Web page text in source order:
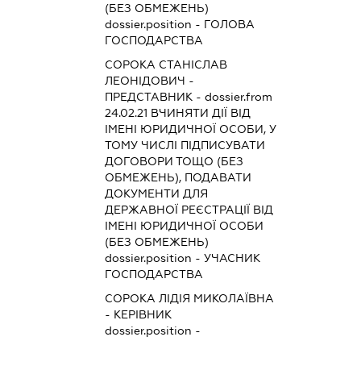
(БЕЗ ОБМЕЖЕНЬ)
dossier.position - ГОЛОВА
ГОСПОДАРСТВА
СОРОКА СТАНІСЛАВ
ЛЕОНІДОВИЧ -
ПРЕДСТАВНИК - dossier.from
24.02.21 ВЧИНЯТИ ДІЇ ВІД
ІМЕНІ ЮРИДИЧНОЇ ОСОБИ, У
ТОМУ ЧИСЛІ ПІДПИСУВАТИ
ДОГОВОРИ ТОЩО (БЕЗ
ОБМЕЖЕНЬ), ПОДАВАТИ
ДОКУМЕНТИ ДЛЯ
ДЕРЖАВНОЇ РЕЄСТРАЦІЇ ВІД
ІМЕНІ ЮРИДИЧНОЇ ОСОБИ
(БЕЗ ОБМЕЖЕНЬ)
dossier.position - УЧАСНИК
ГОСПОДАРСТВА
СОРОКА ЛІДІЯ МИКОЛАЇВНА
- КЕРІВНИК
dossier.position -